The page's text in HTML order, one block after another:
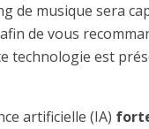
de musique sera
de vous
technologie est
artificielle (IA)